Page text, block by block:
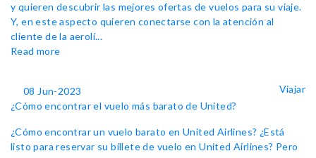
y quieren descubrir las mejores ofertas de vuelos para su viaje.
Y, en este aspecto quieren conectarse con la atención al
cliente de la aerolí...
Read more
08 Jun-2023
Viajar
¿Cómo encontrar el vuelo más barato de United?
¿Cómo encontrar un vuelo barato en United Airlines? ¿Está
listo para reservar su billete de vuelo en United Airlines? Pero